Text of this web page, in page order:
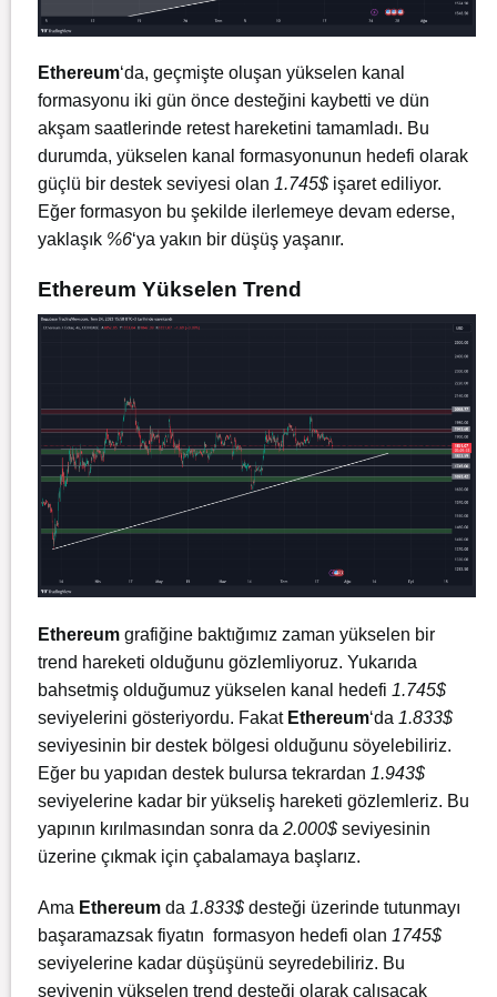
Ethereum‘da, geçmişte oluşan yükselen kanal
formasyonu iki gün önce desteğini kaybetti ve dün
akşam saatlerinde retest hareketini tamamladı. Bu
durumda, yükselen kanal formasyonunun hedefi olarak
güçlü bir destek seviyesi olan 1.745$ işaret ediliyor.
Eğer formasyon bu şekilde ilerlemeye devam ederse,
yaklaşık %6‘ya yakın bir düşüş yaşanır.
Ethereum Yükselen Trend
Ethereum grafiğine baktığımız zaman yükselen bir
trend hareketi olduğunu gözlemliyoruz. Yukarıda
bahsetmiş olduğumuz yükselen kanal hedefi 1.745$
seviyelerini gösteriyordu. Fakat Ethereum‘da 1.833$
seviyesinin bir destek bölgesi olduğunu söyelebiliriz.
Eğer bu yapıdan destek bulursa tekrardan 1.943$
seviyelerine kadar bir yükseliş hareketi gözlemleriz. Bu
yapının kırılmasından sonra da 2.000$ seviyesinin
üzerine çıkmak için çabalamaya başlarız.
Ama Ethereum da 1.833$ desteği üzerinde tutunmayı
başaramazsak fiyatın formasyon hedefi olan 1745$
seviyelerine kadar düşüşünü seyredebiliriz. Bu
seviyenin yükselen trend desteği olarak çalışacak